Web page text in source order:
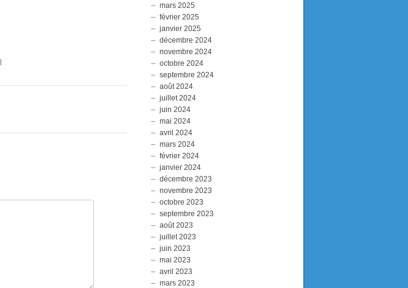
mars 2025
février 2025
janvier 2025
décembre 2024
novembre 2024
octobre 2024
septembre 2024
août 2024
juillet 2024
juin 2024
mai 2024
avril 2024
mars 2024
février 2024
janvier 2024
décembre 2023
novembre 2023
octobre 2023
septembre 2023
août 2023
juillet 2023
juin 2023
mai 2023
avril 2023
mars 2023